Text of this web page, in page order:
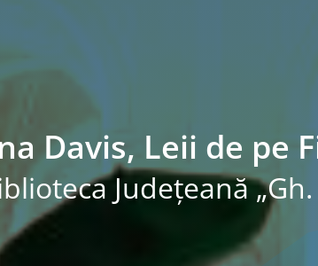
Davis, Leii de pe
Judeţeană „Gh.